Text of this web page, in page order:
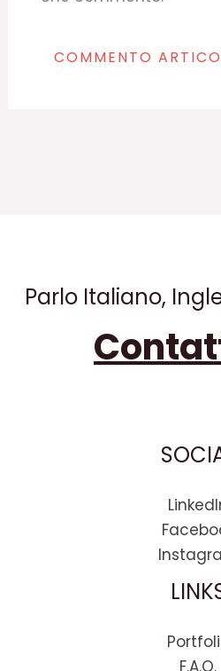
Parlo Italiano,
F.A.Q.